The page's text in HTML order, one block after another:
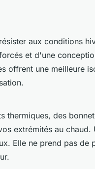
aux conditions
et d'une
offrent une meilleure
thermiques, des
extrémités au chaud.
Elle ne prend pas de